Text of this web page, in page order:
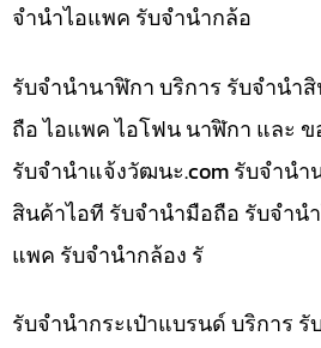
จำนำไอแพค รับจำนำกล้อ
รับจำนำนาฬิกา บริการ รับจำนำ
ถือ ไอแพค ไอโฟน นาฬิกา และ
รับจํานําแจ้งวัฒนะ.com รับจำนำ
สินค้าไอที รับจำนำมือถือ รับจำน
แพค รับจำนำกล้อง รั
รับจำนำกระเป๋าแบรนด์ บริการ